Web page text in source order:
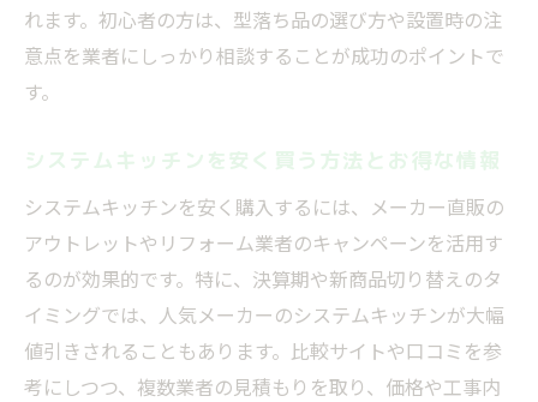
れます。初心者の方は、型落ち品の選び方や設置時の注
意点を業者にしっかり相談することが成功のポイントで
す。
システムキッチンを安く買う方法とお得な情報
システムキッチンを安く購入するには、メーカー直販の
アウトレットやリフォーム業者のキャンペーンを活用す
るのが効果的です。特に、決算期や新商品切り替えのタ
イミングでは、人気メーカーのシステムキッチンが大幅
値引きされることもあります。比較サイトや口コミを参
考にしつつ、複数業者の見積もりを取り、価格や工事内